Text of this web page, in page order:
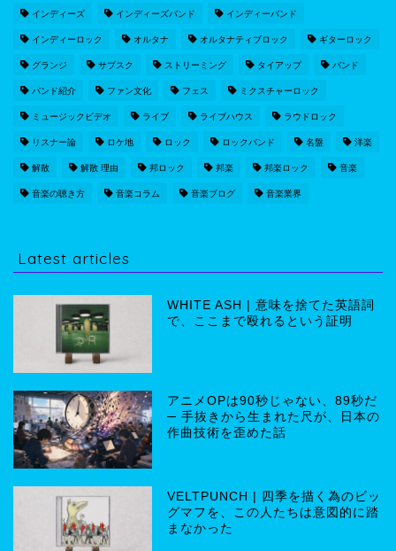
インディーズ インディーズバンド インディーバンド
インディーロック オルタナ オルタナティブロック ギターロック
グランジ サブスク ストリーミング タイアップ バンド
バンド紹介 ファン文化 フェス ミクスチャーロック
ミュージックビデオ ライブ ライブハウス ラウドロック
リスナー論 ロケ地 ロック ロックバンド 名盤 洋楽
解散 解散 理由 邦ロック 邦楽 邦楽ロック 音楽
音楽の聴き方 音楽コラム 音楽ブログ 音楽業界
Latest articles
WHITE ASH | 意味を捨てた英語詞
で、ここまで殴れるという証明
アニメOPは90秒じゃない、89秒だ
─ 手抜きから生まれた尺が、日本の
作曲技術を歪めた話
VELTPUNCH | 四季を描く為のビッ
グマフを、この人たちは意図的に踏
まなかった